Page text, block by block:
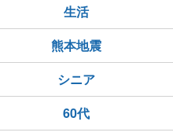
天敵相手にほとんどチ
ャンスも作れず連敗(M
-L 16回戦)
生活
熊本地震
シニア
60代